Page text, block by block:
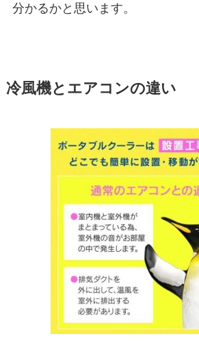
分かるかと思います。
冷風機とエアコンの違い